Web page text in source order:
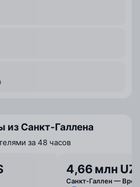
Санкт-Галлена
за 48 часов
4,66 млн
Санкт-Галлен —